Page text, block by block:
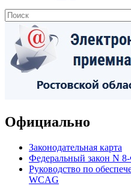
Официально
Законодательная карта
Федеральный закон N
Руководство по
WCAG